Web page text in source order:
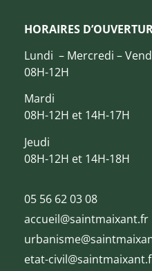
HORAIRES
Lundi – Mercredi –
08H-12H
Mardi
08H-12H et 14H-17H
Jeudi
08H-12H et 14H-18H
05 56 62 03 08
accueil@saintmaixant.fr
etat-